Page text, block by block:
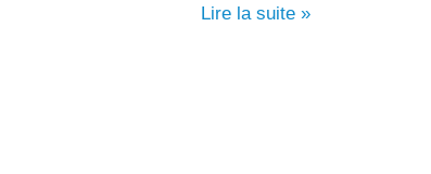
Réaliser
Lire la suite »